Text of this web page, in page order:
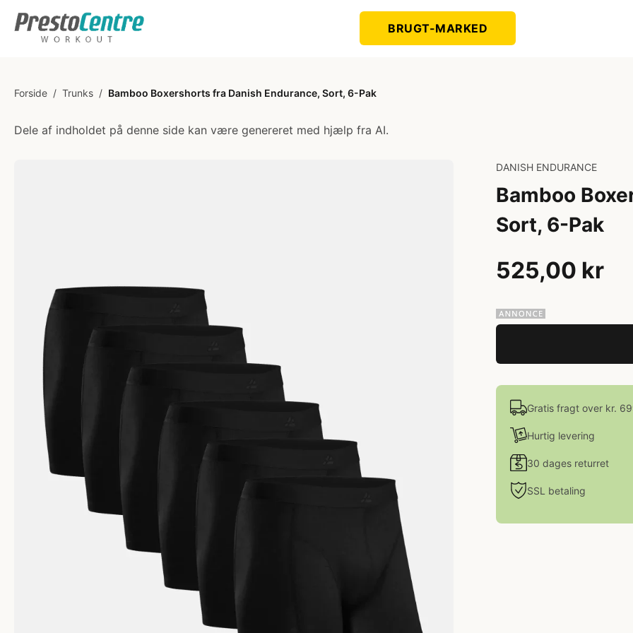
BRUGT-MARKED
Forside / Trunks / Bamboo Boxershorts fra Danish Endurance, Sort, 6-Pak
Dele af indholdet på denne side kan være genereret med hjælp fra AI.
DANISH ENDURANCE
Bamboo
Sort, 6-Pak
525,00 kr
Gratis fragt over kr.
Hurtig levering
30 dages returret
SSL betaling